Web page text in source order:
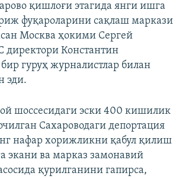
қишлоғи этагида янги ишга
фуқароларини сақлаш маркази
Москва ҳокими Сергей
директори Константин
гуруҳ журналистлар билан
эди.
шоссесидаги эски 400 кишилик
Сахароводаги депортация
нафар хорижликни қабул қилиш
экани ва марказ замонавий
қурилганини гапирса,